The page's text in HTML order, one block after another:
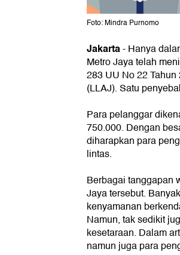
Foto: Mindra Purnomo
Jakarta- Hanya
Metro Jaya telah
283 UU No 22
(LLAJ). Satu
Para pelanggar
750.000. Dengan
diharapkan para
lintas.
Berbagai tanggapan
Jaya tersebut.
kenyamanan
Namun, tak sedikit
kesetaraan. Dalam
namun juga para